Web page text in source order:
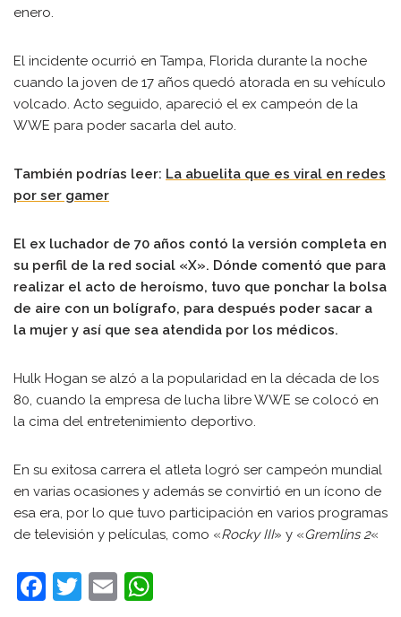
enero.
El incidente ocurrió en Tampa, Florida durante la noche
cuando la joven de 17 años quedó atorada en su vehículo
volcado. Acto seguido, apareció el ex campeón de la
WWE para poder sacarla del auto.
También podrías leer: La abuelita que es viral en redes
por ser gamer
El ex luchador de 70 años contó la versión completa en
su perfil de la red social «X». Dónde comentó que para
realizar el acto de heroísmo, tuvo que ponchar la bolsa
de aire con un bolígrafo, para después poder sacar a
la mujer y así que sea atendida por los médicos.
Hulk Hogan se alzó a la popularidad en la década de los
80, cuando la empresa de lucha libre WWE se colocó en
la cima del entretenimiento deportivo.
En su exitosa carrera el atleta logró ser campeón mundial
en varias ocasiones y además se convirtió en un ícono de
esa era, por lo que tuvo participación en varios programas
de televisión y películas, como «Rocky III» y «Gremlins 2«
F
T
E